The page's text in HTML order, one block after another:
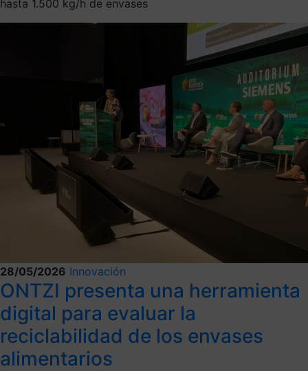
hasta 1.500 kg/h de envases
28/05/2026 Innovación
ONTZI presenta una herramienta
digital para evaluar la
reciclabilidad de los envases
alimentarios